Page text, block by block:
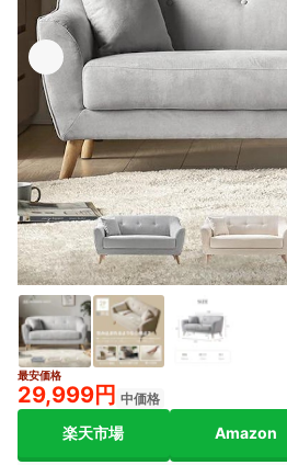
最安価格
29,999円 中価格
楽天市場 Amazon